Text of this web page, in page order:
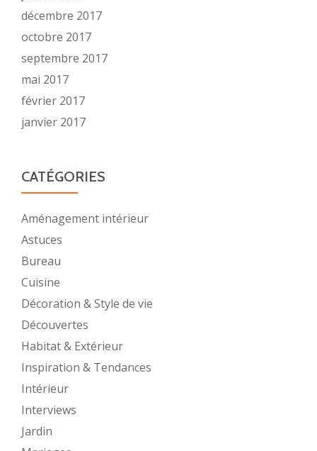
décembre 2017
octobre 2017
septembre 2017
mai 2017
février 2017
janvier 2017
CATÉGORIES
Aménagement intérieur
Astuces
Bureau
Cuisine
Décoration & Style de vie
Découvertes
Habitat & Extérieur
Inspiration & Tendances
Intérieur
Interviews
Jardin